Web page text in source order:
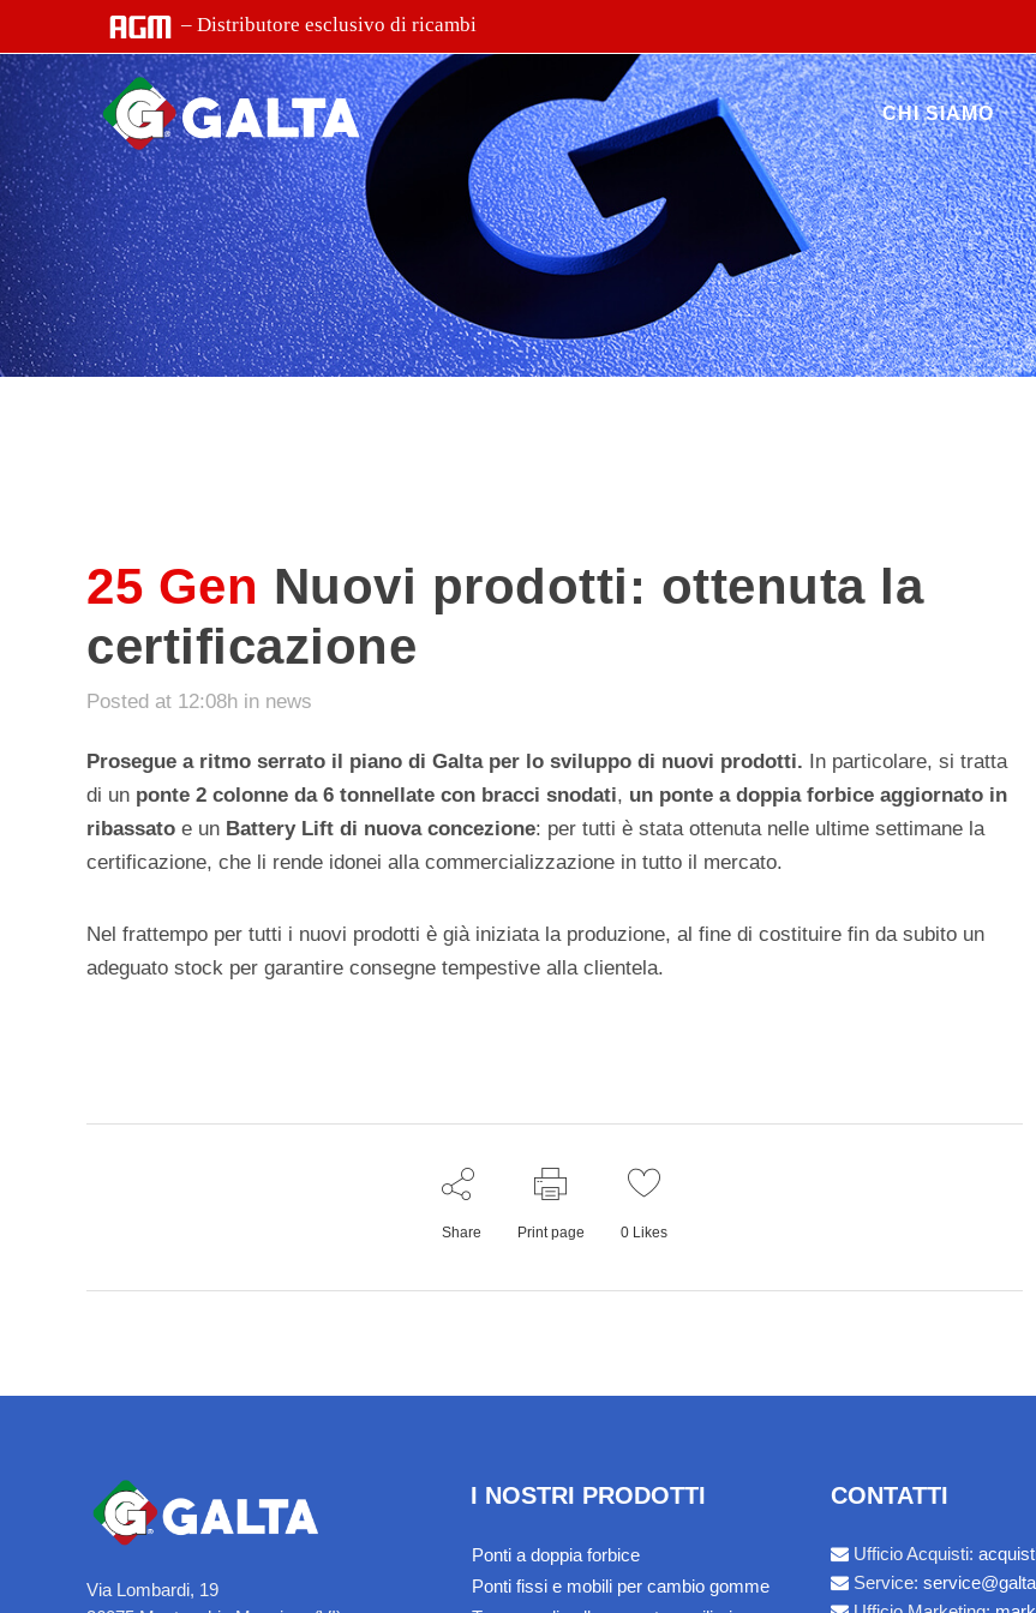
– Distributore esclusivo di ricambi
CHI SIAMO
25 Gen Nuovi prodotti: ottenuta la
certificazione
Posted at 12:08h in news
Prosegue a ritmo serrato il piano di Galta per lo sviluppo di nuovi prodotti. In particolare, si tratta
di un ponte 2 colonne da 6 tonnellate con bracci snodati, un ponte a doppia forbice aggiornato in
ribassato e un Battery Lift di nuova concezione: per tutti è stata ottenuta nelle ultime settimane la
certificazione, che li rende idonei alla commercializzazione in tutto il mercato.
Nel frattempo per tutti i nuovi prodotti è già iniziata la produzione, al fine di costituire fin da subito un
adeguato stock per garantire consegne tempestive alla clientela.
Share Print page 0Likes
Via Lombardi, 19
I NOSTRI PRODOTTI
Ponti a doppia forbice
Ponti fissi e mobili per cambio gomme
CONTATTI
Ufficio Acquisti:
Service: